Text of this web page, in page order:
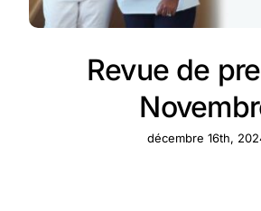
Revue de
décembre 16th,